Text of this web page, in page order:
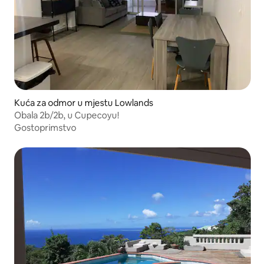
Kuća za odmor u mjestu Lowlands
Obala 2b/2b, u Cupecoyu!
Gostoprimstvo